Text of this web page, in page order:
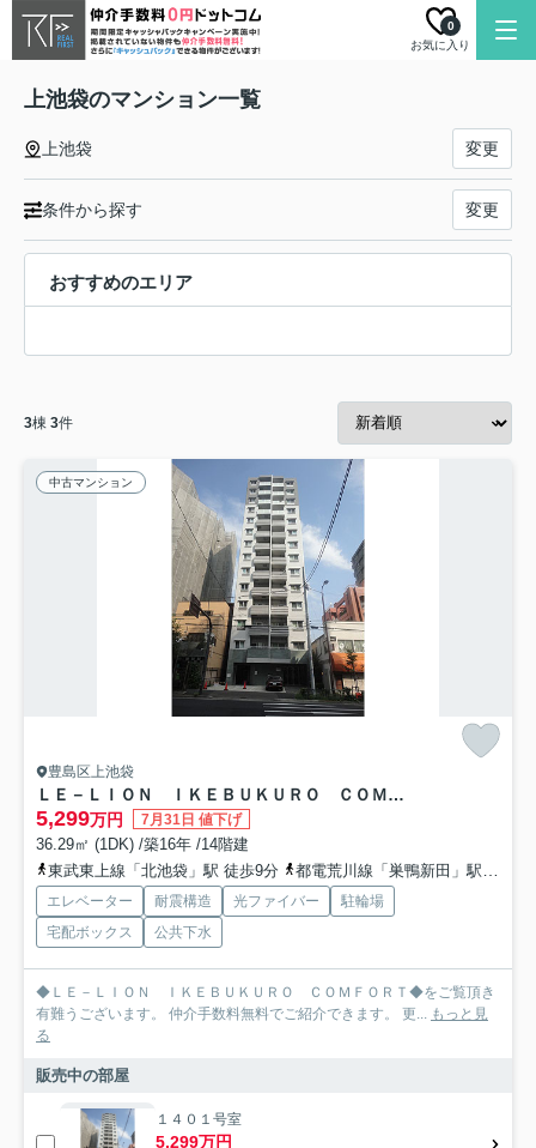
お気に入り
0
上池袋のマンション一覧
上池袋 変更
条件から探す 変更
おすすめのエリア
3棟 3件
中古マンション
豊島区上池袋
ＬＥ－ＬＩＯＮ ＩＫＥＢＵＫＵＲＯ ＣＯＭＦＯＲＴ
5,299万円 7月31日 値下げ
36.29㎡ (1DK) /築16年 /14階建
東武東上線「北池袋」駅 徒歩9分
都電荒川線「巣鴨新田」駅 徒歩10分
エレベーター 耐震構造 光ファイバー
駐輪場
宅配ボックス
公共下水
◆ＬＥ－ＬＩＯＮ ＩＫＥＢＵＫＵＲＯ ＣＯＭＦＯＲＴ◆をご覧頂き
有難うございます。 仲介手数料無料でご紹介できます。 更... もっと見
る
販売中の部屋
１４０１号室
5,299万円